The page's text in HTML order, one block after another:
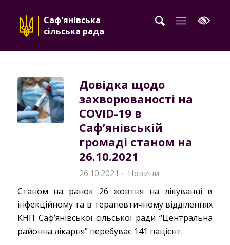
Саф'янівська
сільська рада
Довідка щодо
захворюваності на
COVID-19 в
Саф’янівській
громаді станом на
26.10.2021
26.10.2021 · Новини
Станом на ранок 26 жовтня на лікуванні в
інфекційному та в терапевтичному відділеннях
КНП Саф’янівської сільської ради “Центральна
районна лікарня” перебуває 141 пацієнт.